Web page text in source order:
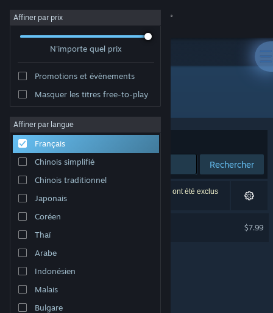
Se connecter
Magasin
À propos
Support
Changer la langue
Télécharger l'application mobile Steam
Voir version ordi. du site
Affiner par prix
N'importe quel prix
Promotions et évènements
Masquer les titres free-to-play
Affiner par langue
Français
Chinois simplifié
Chinois traditionnel
Japonais
Coréen
Thaï
Arabe
Indonésien
Malais
Bulgare
Édition : Torture Star Video
Trier par Pertinence
Rechercher
1 résultat correspond à votre recherche. 11 titres ont été exclus
selon vos préférences.
$7.99